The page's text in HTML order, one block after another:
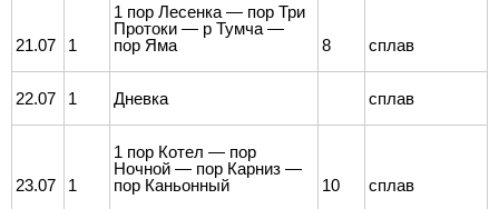
21.07 1
1 пор Лесенка — пор Три
Протоки — р Тумча —
пор Яма
8 сплав
22.07 1 Дневка сплав
23.07 1
1 пор Котел — пор
Ночной — пор Карниз —
пор Каньонный
10 сплав